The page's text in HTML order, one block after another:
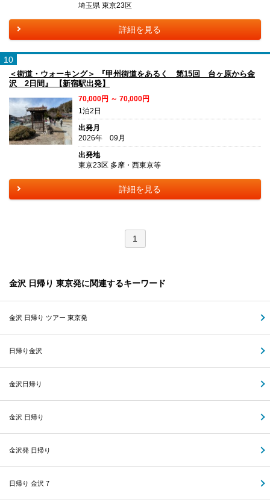
埼玉県 東京23区
詳細を見る
10
＜街道・ウォーキング＞ 『甲州街道をあるく 第15回 台ヶ原から金
沢 2日間』 【新宿駅出発】
70,000円 ～ 70,000円
1泊2日
出発月
2026年 09月
出発地
東京23区 多摩・西東京等
詳細を見る
1
金沢 日帰り 東京発に関連するキーワード
金沢 日帰り ツアー 東京発
日帰り金沢
金沢日帰り
金沢 日帰り
金沢発 日帰り
日帰り 金沢 7